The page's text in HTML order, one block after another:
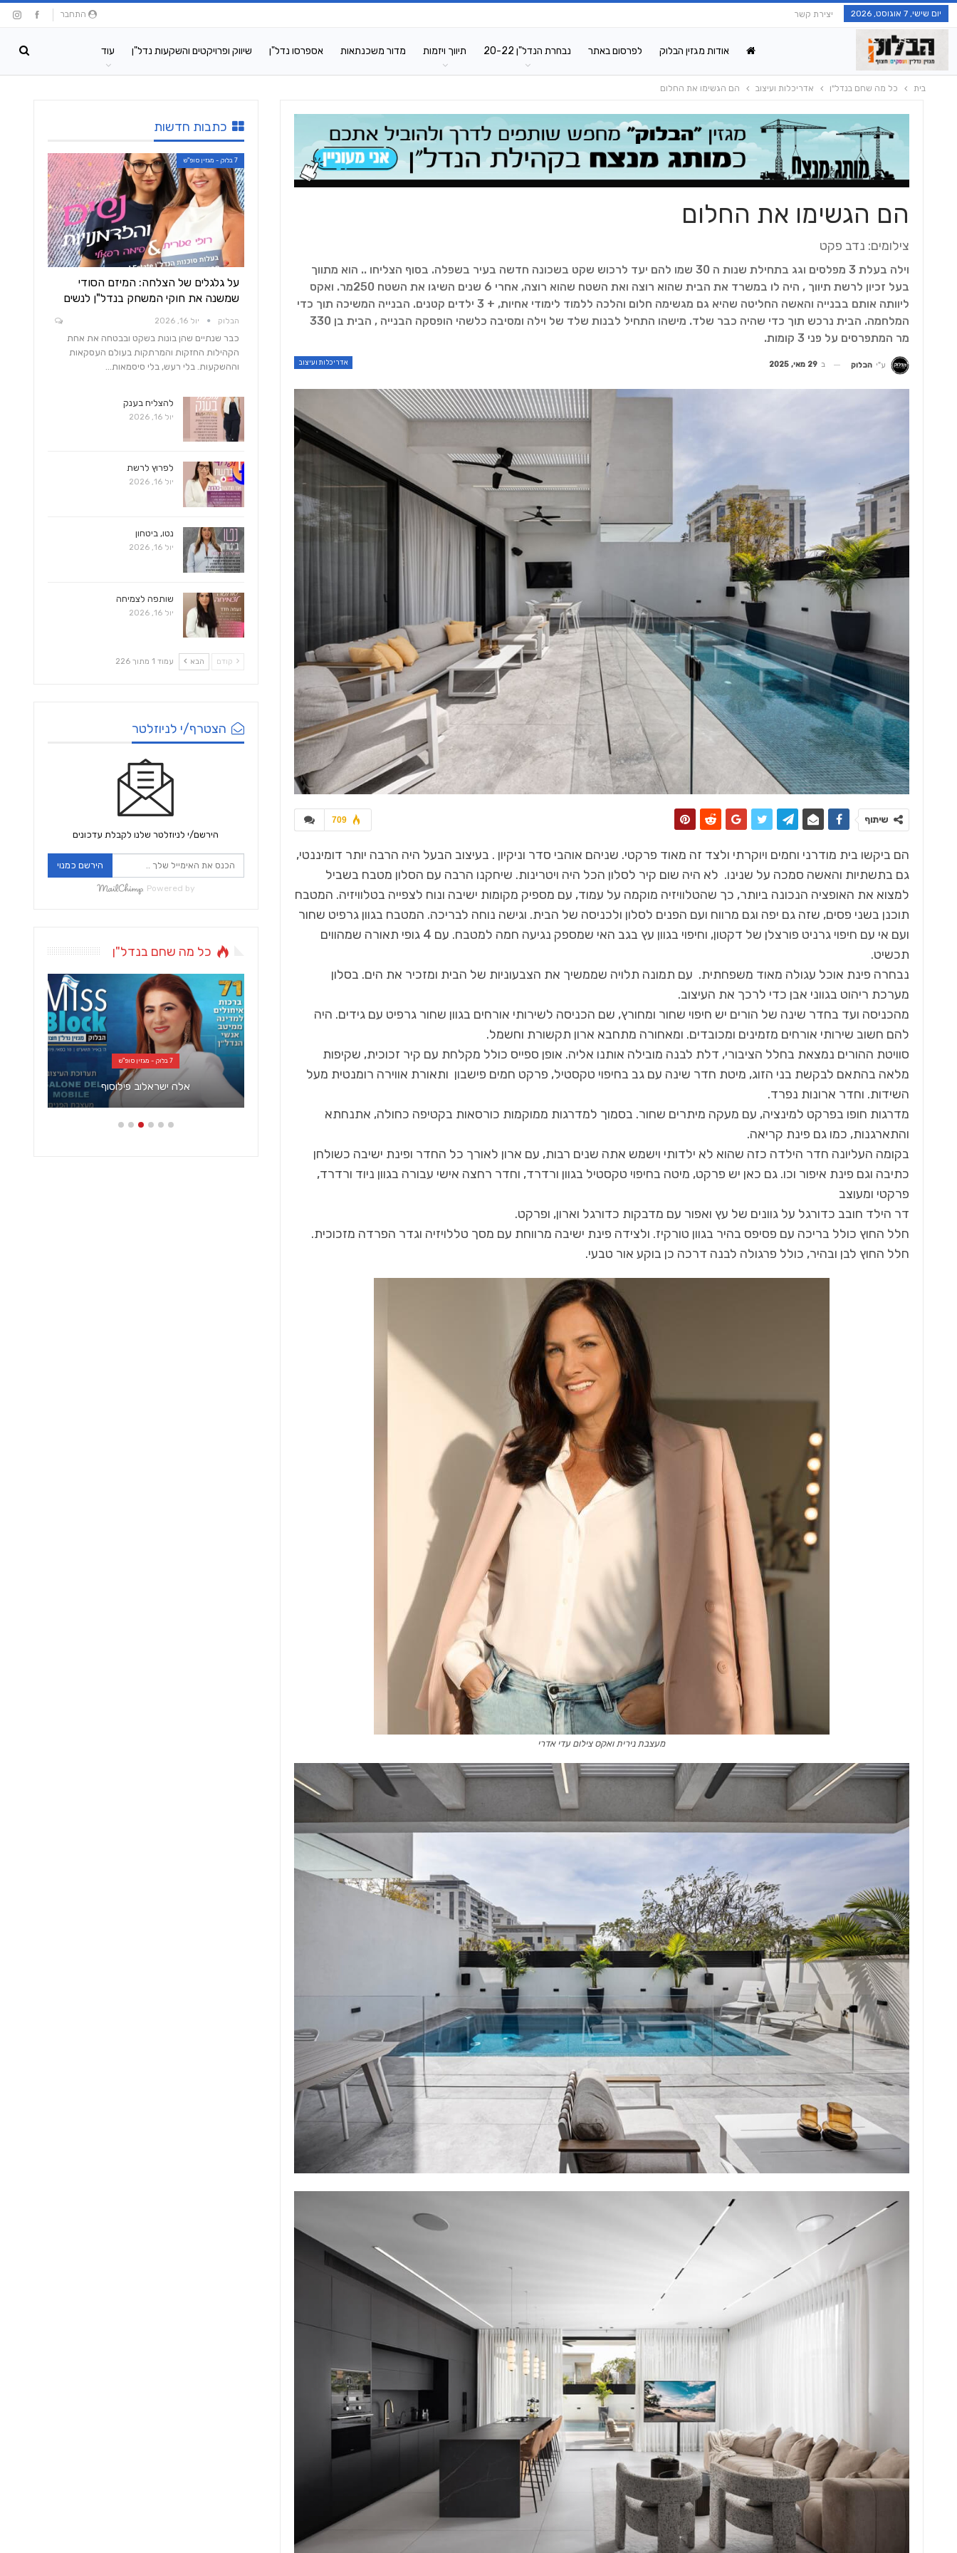
התחבר יום שישי, 7 אוגוסט, 2026 יצירת קשר
אודות מגזין הבלוק לפרסום באתר נבחרת הנדל"ן 20-22 תיווך ויזמות מדור משכנתאות אספרסו נדל"ן שיווק ופרויקטים והשקעות נדל"ן עוד
בית כל מה שחם בנדל"ן אדריכלות ועיצוב הם הגשימו את החלום
הם הגשימו את החלום
צילומים: נדב פקט
וילה בעלת 3 מפלסים וגג בתחילת שנות ה 30 שמו להם יעד לרכוש שקט בשכונה חדשה בעיר בשפלה. בסוף הצליחו .. הוא מתווך
בעל זכיון לרשת תיווך , היה לו במשרד את הבית שהוא רוצה ואת השטח שהוא רוצה, אחרי 6 שנים השיגו את השטח 250מר. ואקס
ליוותה אותם בבנייה והאשה החליטה שהיא גם מגשימה חלום והלכה ללמוד לימודי אחיות, + 3 ילדים קטנים. הבנייה המשיכה תוך כדי
המלחמה. הבית נרכש תוך כדי שהיה כבר שלד. מישהו התחיל לבנות שלד של וילה ומסיבה כלשהי הופסקה הבנייה , הבית בן 330
מר המתפרסים על פני 3 קומות.
אדריכלות ועיצוב ע"י הבלוק ב 29 מאי, 2025
709 שיתוף
הם ביקשו בית מודרני וחמים ויוקרתי ולצד זה מאוד פרקטי. שניהם אוהבי סדר וניקיון . בעיצוב הבעל היה הרבה יותר דומיננטי,
גם בתשתיות והאשה סמכה על שנינו. לא היה שום קיר לסלון הכל היה ויטרינות. שיחקנו הרבה עם הסלון מטבח בשביל
למצוא את האופציה הנכונה ביותר, כך שהטלוויזיה מוקמה על עמוד, עם מספיק מקומות ישיבה ונוח לצפייה בטלוויזיה. המטבח
תוכנן בשני פסים, שזה גם יפה וגם מרווח ועם הפנים לסלון ולכניסה של הבית. וגישה נוחה לבריכה. המטבח בגוון גרפיט שחור
ועם אי עם חיפוי גרניט פורצלן של דקטון, וחיפוי בגוון עץ בגב האי שמספק נגיעה חמה למטבח. עם 4 גופי תאורה שמהווים
תכשיט.
נבחרה פינת אוכל עגולה מאוד משפחתית. עם תמונה תלויה שממשיך את הצבעוניות של הבית ומזכיר את הים. בסלון
מערכת ריהוט בגווני אבן כדי לרכך את העיצוב.
מהכניסה ועד בחדר שינה של הורים יש חיפוי שחור ומחורץ, שם הכניסה לשירותי אורחים בגוון שחור גרפיט עם גידים. היה
להם חשוב שירותי אורחים מזמינים ומכובדים. ומאחורה מתחבא ארון תקשורת וחשמל.
סוויטת ההורים נמצאת בחלל הציבורי, דלת לבנה מובילה אותנו אליה. אופן ספייס כולל מקלחת עם קיר זכוכית, שקיפות
מלאה בהתאם לבקשת בני הזוג, מיטת חדר שינה עם גב בחיפוי טקסטיל, פרקט חמים פישבון ותאורת אווירה רומנטית מעל
השידות. וחדר ארונות נפרד.
מדרגות חופו בפרקט למינציה, עם מעקה מיתרים שחור. בסמוך למדרגות ממוקמות כורסאות בקטיפה כחולה, אתנחתא
והתארגנות, כמו גם פינת קריאה.
בקומה העליונה חדר הילדה כזה שהוא לא ילדותי וישמש אתה שנים רבות, עם ארון לאורך כל החדר ופינת ישיבה כשולחן
כתיבה וגם פינת איפור וכו. גם כאן יש פרקט, מיטה בחיפוי טקסטיל בגוון ורדרד, וחדר רחצה אישי עבורה בגוון ניוד ורדרד,
פרקטי ומעוצב
דר הילד חובב כדורגל על גוונים של עץ ואפור עם מדבקות כדורגל וארון, ופרקט.
חלל החוץ כולל בריכה עם פסיפס בהיר בגוון טורקיז. ולצידה פינת ישיבה מרווחת עם מסך טללויזיה וגדר הפרדה מזכוכית.
חלל החוץ לבן ובהיר, כולל פרגולה לבנה דרכה כן בוקע אור טבעי.
מעצבת נירית ואקס צילום עדי אדרי
כתבות חדשות
7 בלוק - מגזין סופ"ש
על גלגלים של הצלחה: המיזם הסודי
שמשנה את חוקי המשחק בנדל"ן לנשים
הבלוק יול 16, 2026
כבר שנתיים שהן בונות בשקט ובבטחה את אחת
הקהילות החזקות והמרתקות בעולם העסקאות
וההשקעות. בלי רעש, בלי סיסמאות…
להצליח בענק
יול 16, 2026
לפרוץ לרשת
יול 16, 2026
נטו, ביטחון
יול 16, 2026
שותפה לצמיחה
יול 16, 2026
קודם הבא עמוד 1 מתוך 226
הצטרף/י לניוזלטר
הירשם/י לניוזלטר שלנו לקבלת עדכונים
הירשם כמנוי
Powered by
כל מה שחם בנדל"ן
הטבות מיוחדות לרגל המעבר של ניגא
7 בלוק - מגזין סופ"ש יום האישה הבינלאומי 2021 7 בלוק - מגזין סופ"ש
אלה ישראלוב פילוסוף